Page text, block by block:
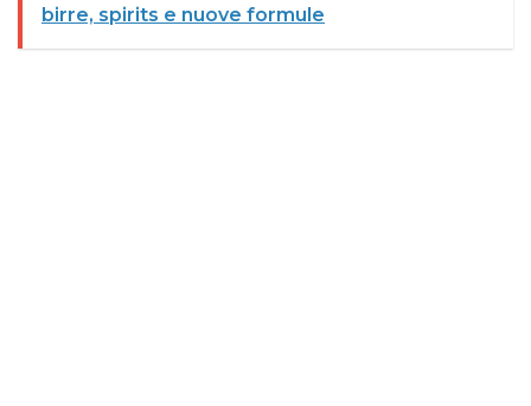
birre, spirits e nuove formule